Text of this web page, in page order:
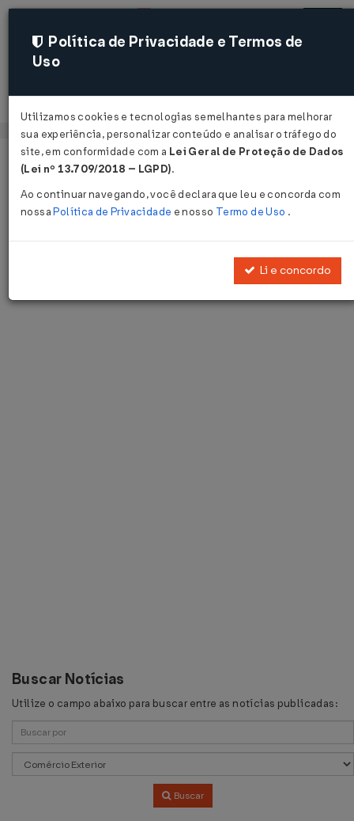
Acessar
Página Inicial Notícias
Notícias
Disponibilizamos as últimas notícias e destaques publicadas pelo
Buscar Notícias
Utilize o campo abaixo para buscar entre as notícias publicadas:
Buscar
Política de Privacidade e Termos de
Uso
Utilizamos cookies e tecnologias semelhantes para melhorar
sua experiência, personalizar conteúdo e analisar o tráfego do
site, em conformidade com a Lei Geral de Proteção de Dados
(Lei nº 13.709/2018 – LGPD).
Ao continuar navegando, você declara que leu e concorda com
nossaPolítica de Privacidade e nosso Termo de Uso .
Li e concordo